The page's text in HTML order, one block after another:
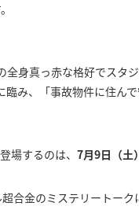
身真っ赤な格好でスタ
み、「事故物件に住ん
場するのは、 7月9日（土
合金のミステリートーク